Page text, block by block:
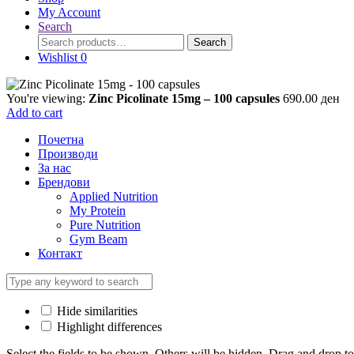
My Account
Search
Search
for:
Search
Wishlist 0
You're viewing: Zinc Picolinate 15mg – 100 capsules 690.00 ден
Add to cart
Почетна
Производи
За нас
Брендови
Applied Nutrition
My Protein
Pure Nutrition
Gym Beam
Контакт
Hide similarities
Highlight differences